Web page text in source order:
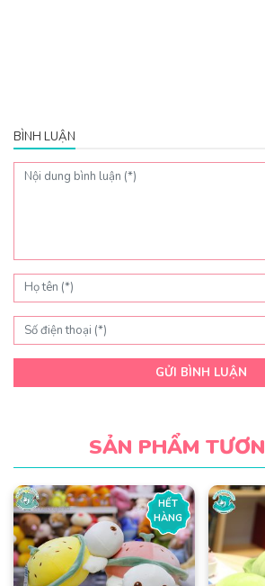
BÌNH LUẬN
GỬI BÌNH LUẬN
SẢN PHẨM
HẾT
HÀNG